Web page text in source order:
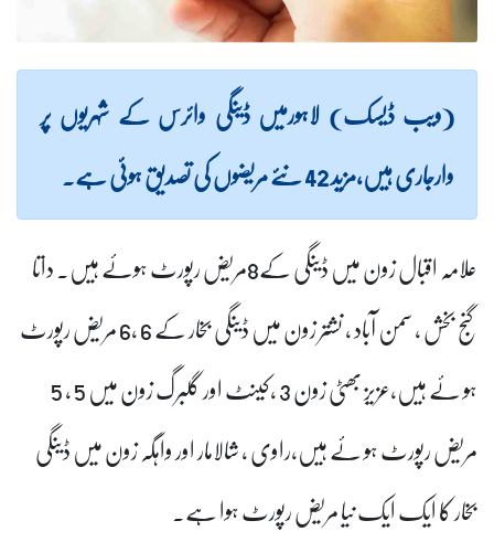
(ویب ڈیسک) لاہورمیں ڈینگی وائرس کے شہریوں پر
وارجاری ہیں،مزید 42 نئے مریضوں کی تصدیق ہوئی ہے۔
علامہ اقبال زون میں ڈینگی کے8مریض رپورٹ ہوئے ہیں۔ داتا
گنج بخش ، سمن آباد ، نشتر زون میں ڈینگی بخار کے 6 ،6 مریض رپورٹ
ہو ئے ہیں،عزیز بھٹی زون 3 ،کینٹ اور گلبرگ زون میں 5 ، 5
مریض رپورٹ ہو ئے ہیں،راوی ، شالامار اور واہگہ زون میں ڈینگی
بخار کا ایک ایک نیا مریض رپورٹ ہوا ہے۔